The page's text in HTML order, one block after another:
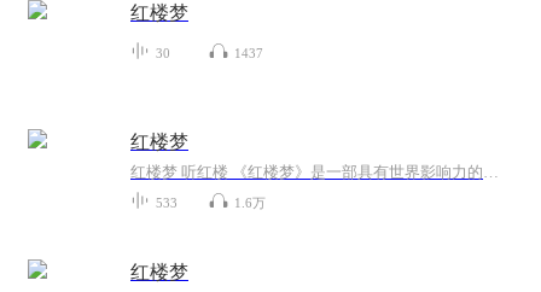
红楼梦
30 1437
红楼梦
红楼梦 听红楼 《红楼梦》是一部具有世界影响力的人情小说，举世公认的中国古典小说巅峰之作，中国封建社会的百科全书，传统文化的集大成者。小说作者以“大旨谈情，实录其事”自勉，只按自己的事体情理，按迹循踪，摆脱旧套，新鲜别致，取得了非凡的艺术...
533 1.6万
红楼梦